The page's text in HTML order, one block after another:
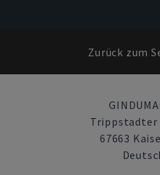
Zurück zum
Trippstadter
67663